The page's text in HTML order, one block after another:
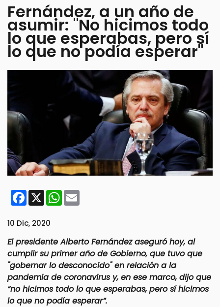
Fernández, a un año de
asumir: "No hicimos todo
lo que esperabas, pero sí
lo que no podía esperar"
Facebook
X WhatsApp
Email
10 Dic, 2020
El presidente Alberto Fernández aseguró hoy, al
cumplir su primer año de Gobierno, que tuvo que
"gobernar lo desconocido" en relación a la
pandemia de coronavirus y, en ese marco, dijo que
“no hicimos todo lo que esperabas, pero sí hicimos
lo que no podía esperar”.